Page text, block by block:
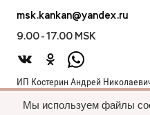
msk.kankan@yandex.ru
9.00 - 17.00 MSK
ИП Костерин Андрей
440012, проезд 2-й
Мы используем файлы